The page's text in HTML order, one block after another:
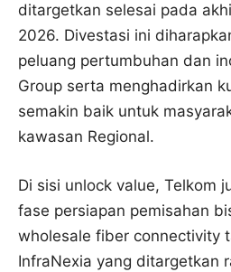
ditargetkan selesai pada
2026. Divestasi ini
peluang pertumbuhan dan
Group serta menghadirkan
semakin baik untuk
kawasan Regional.
Di sisi unlock value, Telkom
fase persiapan pemisahan
wholesale fiber connectivity
InfraNexia yang ditargetkan